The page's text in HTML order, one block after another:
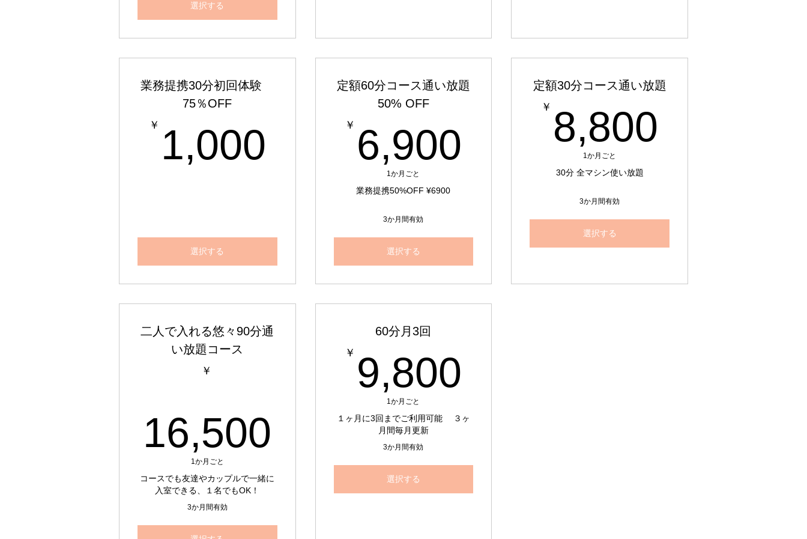
選択する
業務提携30分初回体験
75％OFF
￥ 1,000 1,000￥
選択する
定額60分コース通い放題
50% OFF
￥ 6,900 6,900￥
1か月ごと
業務提携50%OFF ¥6900
3か月間有効
選択する
定額30分コース通い放題
￥ 8,800
1か月ごと
30分 全マシン使い放題
3か月間有効
選択する
二人で入れる悠々90分通
い放題コース
￥
16,500 16,500￥
1か月ごと
コースでも友達やカップルで一緒に
入室できる、１名でもOK！
3か月間有効
60分月3回
￥ 9,800
1か月ごと
１ヶ月に3回までご利用可能 ３ヶ
月間毎月更新
3か月間有効
選択する